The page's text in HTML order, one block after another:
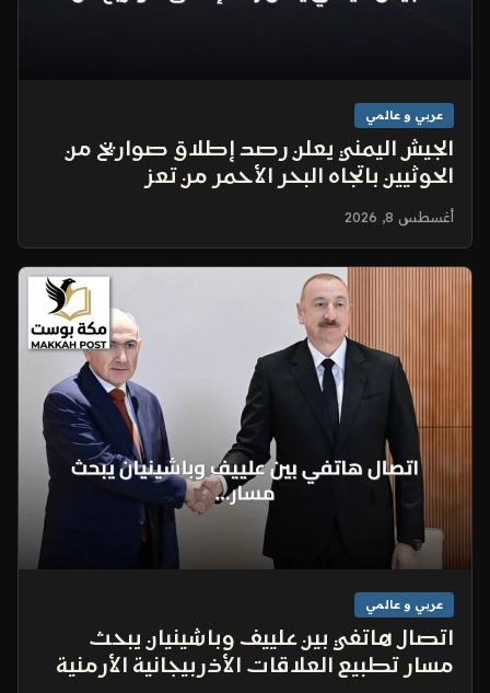
عربي و عالمي
الجيش اليمني يعلن رصد إطلاق صواريخ من
الحوثيين باتجاه البحر الأحمر من تعز
أغسطس 8, 2026
عربي و عالمي
اتصال هاتفي بين علييف وباشينيان يبحث
مسار تطبيع العلاقات الأذربيجانية الأرمنية